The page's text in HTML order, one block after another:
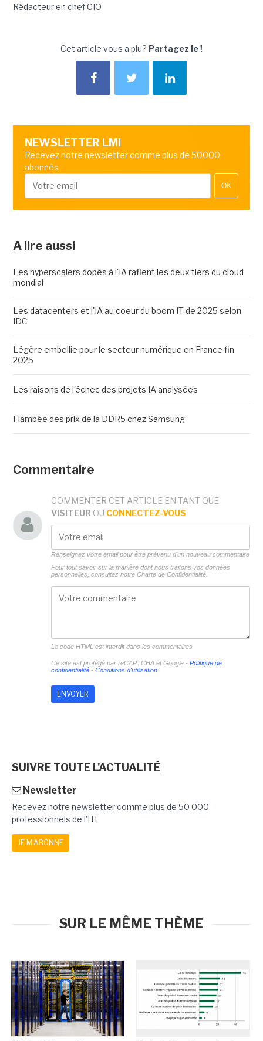
Rédacteur en chef CIO
Cet article vous a plu? Partagez le !
NEWSLETTER LMI
Recevez notre newsletter comme plus de 50000
abonnés
OK
A lire aussi
Les hyperscalers dopés à l'IA raflent les deux tiers du cloud
mondial
Les datacenters et l'IA au coeur du boom IT de 2025 selon
IDC
Légère embellie pour le secteur numérique en France fin
2025
Les raisons de l'échec des projets IA analysées
Flambée des prix de la DDR5 chez Samsung
Commentaire
COMMENTER CET ARTICLE EN TANT QUE
VISITEUR OU CONNECTEZ-VOUS
Renseignez votre email pour être prévenu d'un nouveau commentaire
Pour tout savoir sur la manière dont nous traitons vos données
personnelles, consultez notre Charte de Confidentialité.
Le code HTML est interdit dans les commentaires
Ce site est protégé par reCAPTCHA et Google - Politique de
confidentialité- Conditions d'utilisation
SUIVRE TOUTE L'ACTUALITÉ
Newsletter
Recevez notre newsletter comme plus de 50 000
professionnels de l'IT!
JE M'ABONNE
SUR LE MÊME THÈME